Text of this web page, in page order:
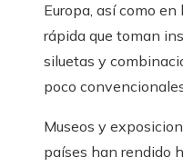
Europa, así como
rápida que toman
siluetas y
poco
Museos y
países han rendido